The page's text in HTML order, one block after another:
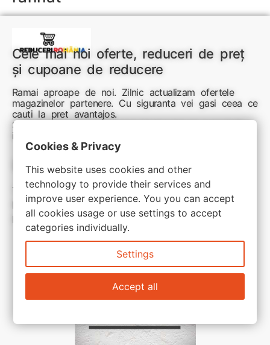
Cele mai noi oferte, reduceri de preț
și cupoane de reducere
Ramai aproape de noi. Zilnic actualizam ofertele
magazinelor partenere. Cu siguranta vei gasi ceea ce
cauti la pret avantajos.
Sunteti aici pentru reduceri inteligente si cumpărături
inspirate
Link-uri utile:
Termeni si conditii
Politica de confidentialitate
Politica de cookie
Cookies & Privacy
This website uses cookies and other
technology to provide their services and
improve user experience. You you can accept
all cookies usage or use settings to accept
categories individually.
Settings
Accept all